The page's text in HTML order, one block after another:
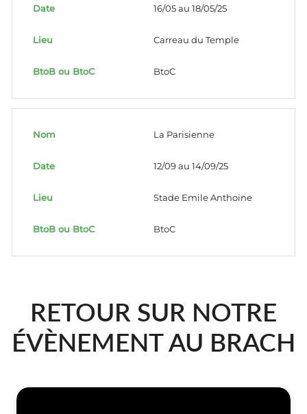
16/05 au 18/05/25
Carreau du Temple
BtoC
La Parisienne
12/09 au 14/09/25
Stade Emile Anthoine
BtoC
RETOUR SUR NOTRE
ÉVÈNEMENT AU BRACH